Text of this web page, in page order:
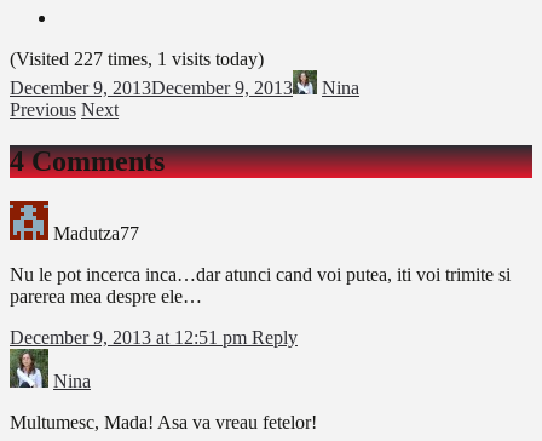
(Visited 227 times, 1 visits today)
December 9, 2013December 9, 2013
Nina
Previous Next
4 Comments
Madutza77
Nu le pot incerca inca…dar atunci cand voi putea, iti voi trimite si
parerea mea despre ele…
December 9, 2013 at 12:51 pm Reply
Nina
Multumesc, Mada! Asa va vreau fetelor!